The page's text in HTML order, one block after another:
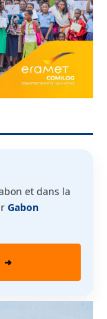
et dans la
Gabon
➜